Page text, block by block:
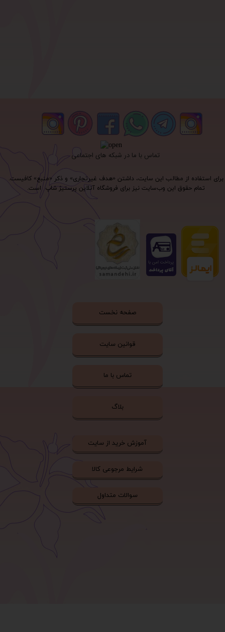
برای استفاده از مطالب این سایت، داشتن «هدف غیرتجاری» و ذکر «منبع» کافیست.
تمام حقوق اين وب‌سايت نیز برای فروشگاه آنلاین پرستیژ شاپ است.
تماس با ما در شبکه های اجتماعی
صفحه نخست
قوانین سایت
تماس با ما
بلاگ
آموزش خرید از سایت
شرایط مرجوعی کالا
سوالات متداول